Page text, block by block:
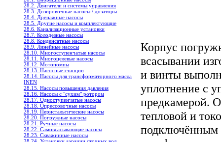
28.2. Двигатели и системы управления
28.3. Дозировочные насосы / дозаторы
28.4. Дренажные насосы
28.5. Другие насосы и комплектующие
28.6. Канализационные установки
28.7. Колодезные насосы
28.8. Конденсатные насосы
28.9. Линейные насосы
28.10. Многоступенчатые насосы
28.11. Многоцелевые насосы
28.12. Мотопомпы
28.13. Насосные станции
28.14. Насосы для трансформаторного масла
INEN
28.15. Насосы повышения давления
28.16. Насосы с "сухим" ротором
28.17. Одноступенчатые насосы
28.18. Опрессовочные насосы
28.19. Перистальтические насосы
28.20. Погружные насосы
28.21. Ручные насосы
28.22. Самовсасывающие насосы
28.23. Скважинные насосы
Корпус
всасывании
и винты
уплотнение с
предкамерой.
тепловой и
подключённым